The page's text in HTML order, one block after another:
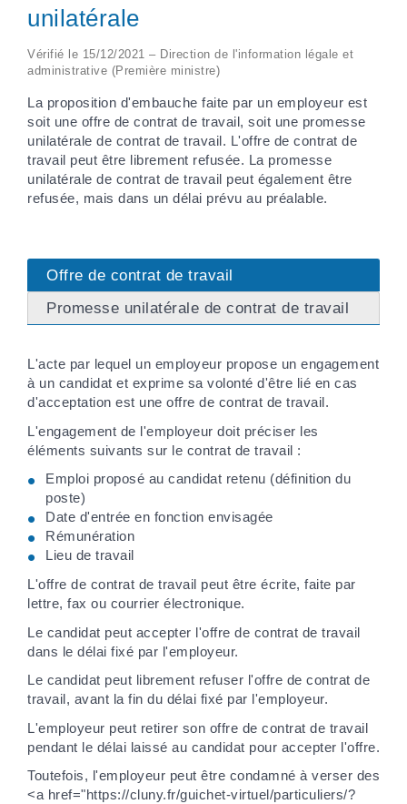
unilatérale
Vérifié le 15/12/2021 – Direction de l'information légale et
administrative (Première ministre)
La proposition d'embauche faite par un employeur est
soit une offre de contrat de travail, soit une promesse
unilatérale de contrat de travail. L'offre de contrat de
travail peut être librement refusée. La promesse
unilatérale de contrat de travail peut également être
refusée, mais dans un délai prévu au préalable.
Offre de contrat de travail
Promesse unilatérale de contrat de travail
L'acte par lequel un employeur propose un engagement
à un candidat et exprime sa volonté d'être lié en cas
d'acceptation est une offre de contrat de travail.
L'engagement de l'employeur doit préciser les
éléments suivants sur le contrat de travail :
Emploi proposé au candidat retenu (définition du
poste)
Date d'entrée en fonction envisagée
Rémunération
Lieu de travail
L'offre de contrat de travail peut être écrite, faite par
lettre, fax ou courrier électronique.
Le candidat peut accepter l'offre de contrat de travail
dans le délai fixé par l'employeur.
Le candidat peut librement refuser l'offre de contrat de
travail, avant la fin du délai fixé par l'employeur.
L'employeur peut retirer son offre de contrat de travail
pendant le délai laissé au candidat pour accepter l'offre.
Toutefois, l'employeur peut être condamné à verser des
<a href="https://cluny.fr/guichet-virtuel/particuliers/?